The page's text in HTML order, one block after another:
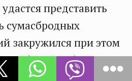
представить
сумасбродных
закружился при этом
вообразила, будто
дар. Мне